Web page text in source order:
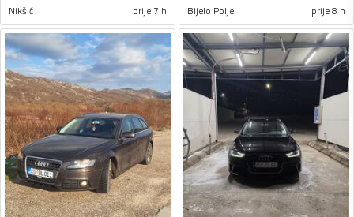
Nikšić prije 7 h Bijelo Polje prije 8 h